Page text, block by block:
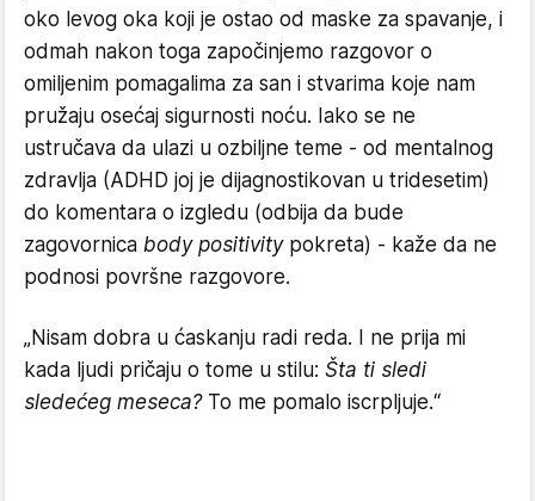
oko levog oka koji je ostao od maske za spavanje, i
odmah nakon toga započinjemo razgovor o
omiljenim pomagalima za san i stvarima koje nam
pružaju osećaj sigurnosti noću. Iako se ne
ustručava da ulazi u ozbiljne teme - od mentalnog
zdravlja (ADHD joj je dijagnostikovan u tridesetim)
do komentara o izgledu (odbija da bude
zagovornica body positivitypokreta) - kaže da ne
podnosi površne razgovore.
​„Nisam dobra u ćaskanju radi reda. I ne prija mi
kada ljudi pričaju o tome u stilu: Šta ti sledi
sledećeg meseca?To me pomalo iscrpljuje.“